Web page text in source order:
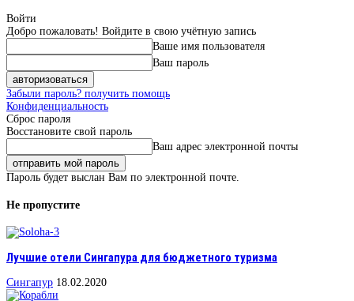
Войти
Добро пожаловать! Войдите в свою учётную запись
Ваше имя пользователя
Ваш пароль
Забыли пароль? получить помощь
Конфиденциальность
Сброс пароля
Восстановите свой пароль
Ваш адрес электронной почты
Пароль будет выслан Вам по электронной почте.
Не пропустите
Лучшие отели Сингапура для бюджетного туризма
Сингапур 18.02.2020